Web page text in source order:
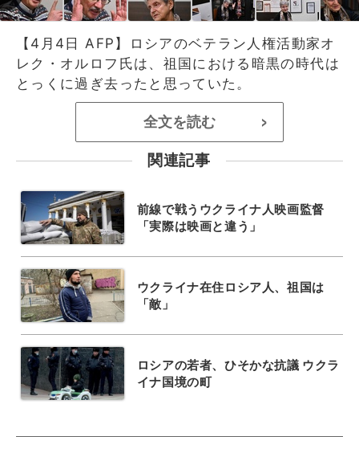
【4月4日 AFP】ロシアのベテラン人権活動家オ
レク・オルロフ氏は、祖国における暗黒の時代は
とっくに過ぎ去ったと思っていた。
全文を読む >
関連記事
前線で戦うウクライナ人映画監督
「実際は映画と違う」
ウクライナ在住ロシア人、祖国は
「敵」
ロシアの若者、ひそかな抗議 ウクラ
イナ国境の町